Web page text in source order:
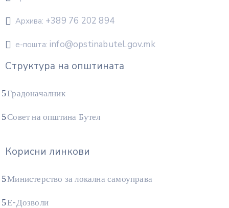
Архива: +389 76 202 894
е-пошта: info@opstinabutel.gov.mk
Структура на општината
Градоначалник
Совет на општина Бутел
Корисни линкови
Министерство за локална самоуправа
Е-Дозволи